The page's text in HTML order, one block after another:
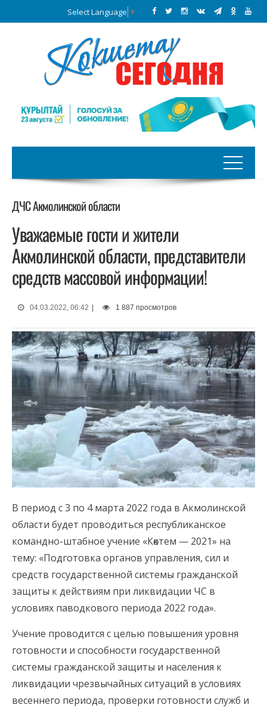
Select Language ▼
ДЧС Акмолинской области
Уважаемые гости и жители
Акмолинской области, представители
средств массовой информации!
04.03.2022, 06:42 1 887 просмотров
В период с 3 по 4 марта 2022 года в Акмолинской
области будет проводиться республиканское
командно-штабное учение «Көктем — 2021» на
тему: «Подготовка органов управления, сил и
средств государственной системы гражданской
защиты к действиям при ликвидации ЧС в
условиях паводкового периода 2022 года».
Учение проводится с целью повышения уровня
готовности и способности государственной
системы гражданской защиты и населения к
ликвидации чрезвычайных ситуаций в условиях
весеннего периода, проверки готовности служб и